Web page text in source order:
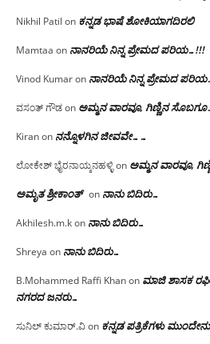
Nikhil Patil on ಕನ್ನಡ ಭಾಷೆ ಶೋಕಿಯಾಗದಿರಲಿ
Mamtaa on ನಾನರಿಯೆ ನಿನ್ನ ಪ್ರೇಮದ ಪರಿಯ…!!!
Vinod Kumaron ನಾನರಿಯೆ ನಿನ್ನ ಪ್ರೇಮದ
ವಸಂತ್ ಗೌಡon ಅಮ್ಮನ ವಾರವೂ, ಗಿಣ್ಣಿನ
Kiranon ನನ್ನೊಳಗಿನ ಜೀವವೇ……
ಲೋಕೇಶ್ ಭೈರನಾಯ್ಕನಹಳ್ಳಿon ಅಮ್ಮನ ವಾರವೂ,
ಅಮೃತ ಶ್ರೀಕಾಂತ್ on ನಾನು ಬಿದಿರು…
Akhilesh.m.kon ನಾನು ಬಿದಿರು…
Shreya on ನಾನು ಬಿದಿರು…
B.Mohammed Raffi Khanon ಮಾಜಿ ಶಾಸಕ
ನಗರದ ಜನರು…
ಸುನಿಲ್ ಕುಮಾರ್.ವಿon ಕನ್ನಡ ಪತ್ರಿಕೆಗಳು